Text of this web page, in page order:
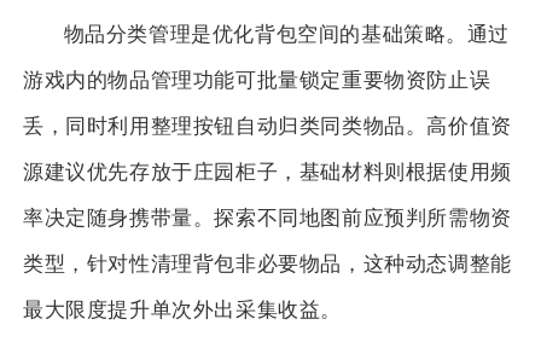
物品分类管理是优化背包空间的基础策略。通过
游戏内的物品管理功能可批量锁定重要物资防止误
丢，同时利用整理按钮自动归类同类物品。高价值资
源建议优先存放于庄园柜子，基础材料则根据使用频
率决定随身携带量。探索不同地图前应预判所需物资
类型，针对性清理背包非必要物品，这种动态调整能
最大限度提升单次外出采集收益。